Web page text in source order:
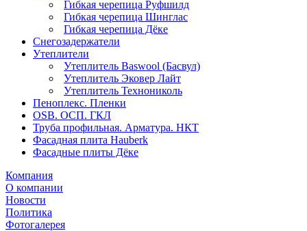
Гибкая черепица Руфшилд
Гибкая черепица Шинглас
Гибкая черепица Дёке
Снегозадержатели
Утеплители
Утеплитель Baswool (Басвул)
Утеплитель Эковер Лайт
Утеплитель Технониколь
Пеноплекс. Пленки
OSB. ОСП. ГКЛ
Труба профильная. Арматура. НКТ
Фасадная плита Hauberk
Фасадные плиты Дёке
Компания
О компании
Новости
Политика
Фотогалерея